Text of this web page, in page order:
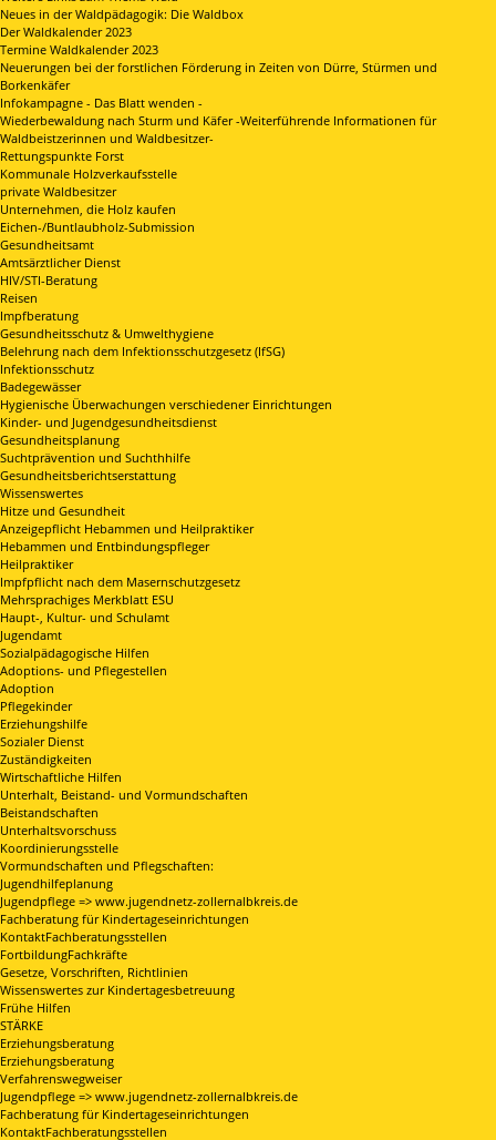
Neues in der Waldpädagogik: Die Waldbox
Der Waldkalender 2023
Termine Waldkalender 2023
Neuerungen bei der forstlichen Förderung in Zeiten von Dürre, Stürmen und
Borkenkäfer
Infokampagne - Das Blatt wenden -
Wiederbewaldung nach Sturm und Käfer -Weiterführende Informationen für
Waldbeistzerinnen und Waldbesitzer-
Rettungspunkte Forst
Kommunale Holzverkaufsstelle
private Waldbesitzer
Unternehmen, die Holz kaufen
Eichen-/Buntlaubholz-Submission
Gesundheitsamt
Amtsärztlicher Dienst
HIV/STI-Beratung
Reisen
Impfberatung
Gesundheitsschutz & Umwelthygiene
Belehrung nach dem Infektionsschutzgesetz (IfSG)
Infektionsschutz
Badegewässer
Hygienische Überwachungen verschiedener Einrichtungen
Kinder- und Jugendgesundheitsdienst
Gesundheitsplanung
Suchtprävention und Suchthhilfe
Gesundheitsberichtserstattung
Wissenswertes
Hitze und Gesundheit
Anzeigepflicht Hebammen und Heilpraktiker
Hebammen und Entbindungspfleger
Heilpraktiker
Impfpflicht nach dem Masernschutzgesetz
Mehrsprachiges Merkblatt ESU
Haupt-, Kultur- und Schulamt
Jugendamt
Sozialpädagogische Hilfen
Adoptions- und Pflegestellen
Adoption
Pflegekinder
Erziehungshilfe
Sozialer Dienst
Zuständigkeiten
Wirtschaftliche Hilfen
Unterhalt, Beistand- und Vormundschaften
Beistandschaften
Unterhaltsvorschuss
Koordinierungsstelle
Vormundschaften und Pflegschaften:
Jugendhilfeplanung
Jugendpflege => www.jugendnetz-zollernalbkreis.de
Fachberatung für Kindertageseinrichtungen
KontaktFachberatungsstellen
FortbildungFachkräfte
Gesetze, Vorschriften, Richtlinien
Wissenswertes zur Kindertagesbetreuung
Frühe Hilfen
STÄRKE
Erziehungsberatung
Erziehungsberatung
Verfahrenswegweiser
Jugendpflege => www.jugendnetz-zollernalbkreis.de
Fachberatung für Kindertageseinrichtungen
KontaktFachberatungsstellen